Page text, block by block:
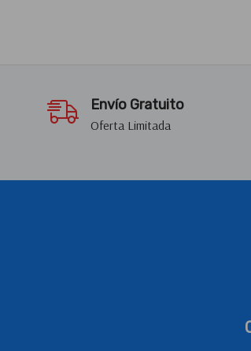
Envío Gratuito
Oferta Limitada